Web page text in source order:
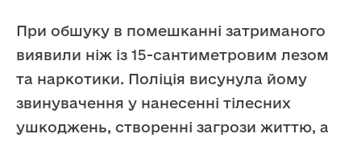
При обшуку в помешканні затриманого
виявили ніж із 15-сантиметровим лезом
та наркотики. Поліція висунула йому
звинувачення у нанесенні тілесних
ушкоджень, створенні загрози життю, а